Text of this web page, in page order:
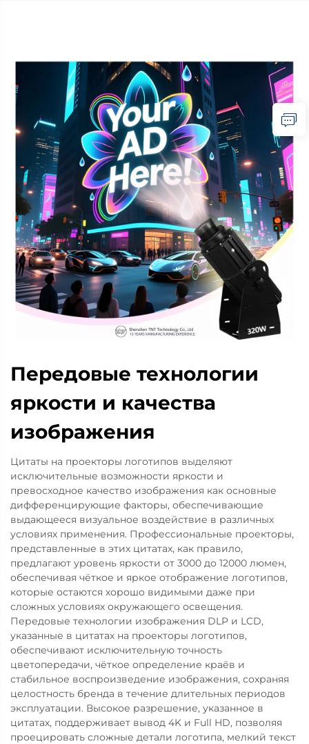
Передовые технологии
яркости и качества
изображения
Цитаты на проекторы логотипов выделяют
исключительные возможности яркости и
превосходное качество изображения как основные
дифференцирующие факторы, обеспечивающие
выдающееся визуальное воздействие в различных
условиях применения. Профессиональные проекторы,
представленные в этих цитатах, как правило,
предлагают уровень яркости от 3000 до 12000 люмен,
обеспечивая чёткое и яркое отображение логотипов,
которые остаются хорошо видимыми даже при
сложных условиях окружающего освещения.
Передовые технологии изображения DLP и LCD,
указанные в цитатах на проекторы логотипов,
обеспечивают исключительную точность
цветопередачи, чёткое определение краёв и
стабильное воспроизведение изображения, сохраняя
целостность бренда в течение длительных периодов
эксплуатации. Высокое разрешение, указанное в
цитатах, поддерживает вывод 4K и Full HD, позволяя
проецировать сложные детали логотипа, мелкий текст